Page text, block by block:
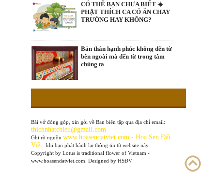
CÓ THỂ BẠN CHƯA BIẾT ☀️
PHẬT THÍCH CA CÓ ĂN CHAY
TRƯỜNG HAY KHÔNG?
Bản thân hạnh phúc không đến từ
bên ngoài mà đến từ trong tâm
chúng ta
Bài vở đóng góp, xin gởi về Ban biên tập qua địa chỉ email:
thichnhatchieu@gmail.com
Ghi rõ nguồn www.hoasendatviet.com - Hoa Sen Đất
Việt
khi bạn phát hành lại thông tin từ website này.
Copyright by Lotus is traditional flower of Vietnam -
www.hoasendatviet.com. Designed by HSĐV